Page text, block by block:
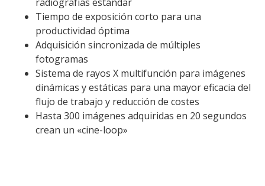
Tiempo de exposición corto para una
productividad óptima
Adquisición sincronizada de múltiples
fotogramas
Sistema de rayos X multifunción para imágenes
dinámicas y estáticas para una mayor eficacia del
flujo de trabajo y reducción de costes
Hasta 300 imágenes adquiridas en 20 segundos
crean un «cine-loop»